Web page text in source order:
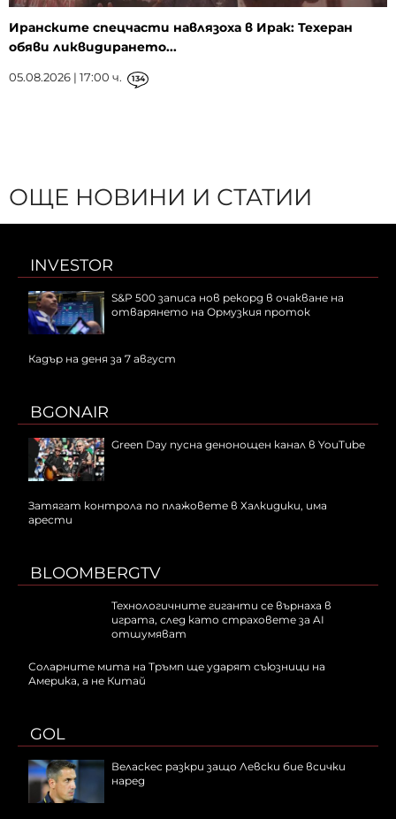
Иранските спецчасти навлязоха в Ирак: Техеран
обяви ликвидирането...
05.08.2026 | 17:00 ч. 134
ОЩЕ НОВИНИ И СТАТИИ
INVESTOR
S&P 500 записа нов рекорд в очакване на
отварянето на Ормузкия проток
Кадър на деня за 7 август
BGONAIR
Green Day пусна денонощен канал в YouTube
Затягат контрола по плажовете в Халкидики, има
арести
BLOOMBERGTV
Технологичните гиганти се върнаха в
играта, след като страховете за AI
отшумяват
Соларните мита на Тръмп ще ударят съюзници на
Америка, а не Китай
GOL
Веласкес разкри защо Левски бие всички
наред